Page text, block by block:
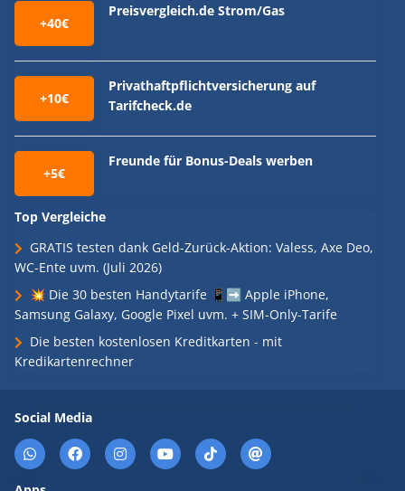
+40€
Preisvergleich.de Strom/Gas
+10€
Privathaftpflichtversicherung auf
Tarifcheck.de
+5€
Freunde für Bonus-Deals werben
Top Vergleiche
GRATIS testen dank Geld-Zurück-Aktion: Valess, Axe Deo,
WC-Ente uvm. (Juli 2026)
💥 Die 30 besten Handytarife 📱➡️ Apple iPhone,
Samsung Galaxy, Google Pixel uvm. + SIM-Only-Tarife
Die besten kostenlosen Kreditkarten - mit
Kredikartenrechner
Social Media